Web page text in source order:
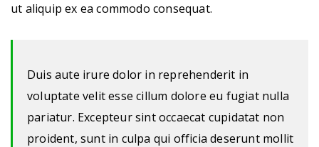
ut aliquip ex ea commodo consequat.
Duis aute irure dolor in reprehenderit in
voluptate velit esse cillum dolore eu fugiat nulla
pariatur. Excepteur sint occaecat cupidatat non
proident, sunt in culpa qui officia deserunt mollit